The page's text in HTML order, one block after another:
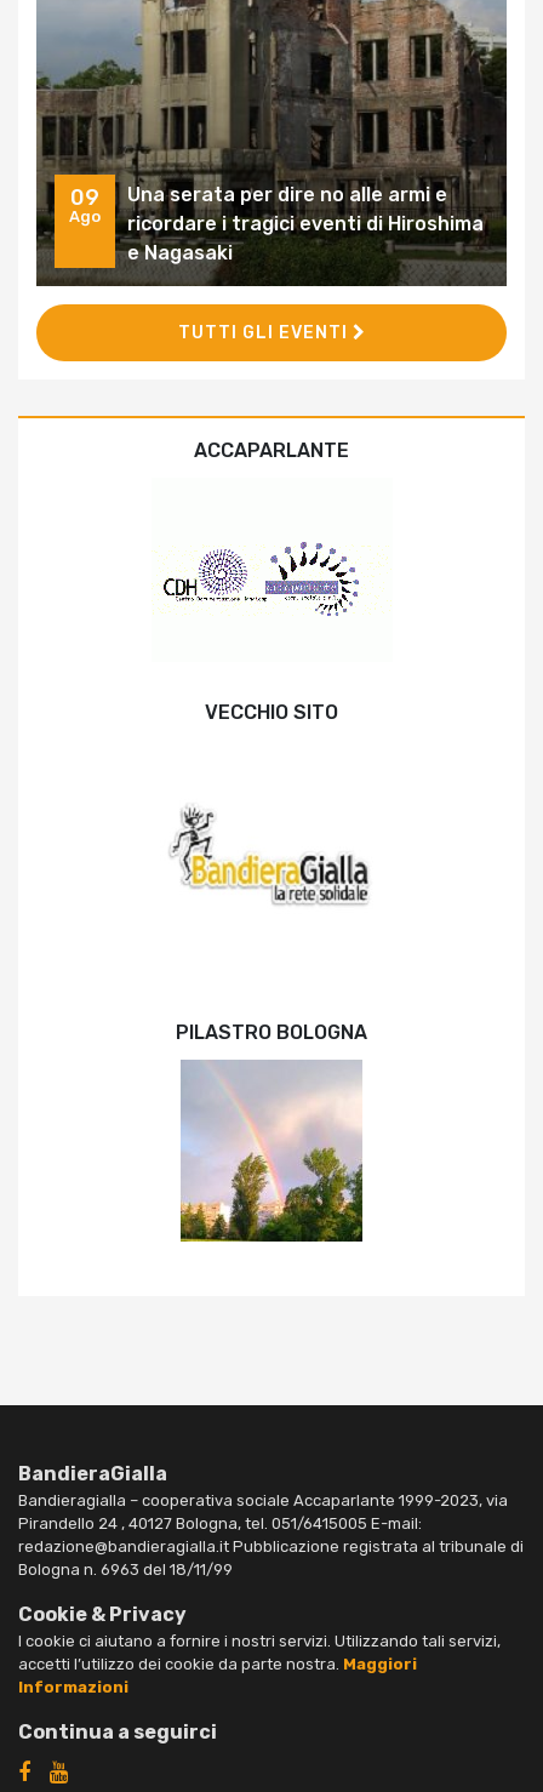
09
Ago
Una serata per dire no alle armi e
ricordare i tragici eventi di Hiroshima
e Nagasaki
TUTTI GLI EVENTI
ACCAPARLANTE
VECCHIO SITO
PILASTRO BOLOGNA
BandieraGialla
Bandieragialla – cooperativa sociale Accaparlante 1999-2023, via
Pirandello 24 , 40127 Bologna, tel. 051/6415005 E-mail:
redazione@bandieragialla.it Pubblicazione registrata al tribunale di
Bologna n. 6963 del 18/11/99
Cookie & Privacy
I cookie ci aiutano a fornire i nostri servizi. Utilizzando tali servizi,
accetti l’utilizzo dei cookie da parte nostra. Maggiori
Informazioni
Continua a seguirci